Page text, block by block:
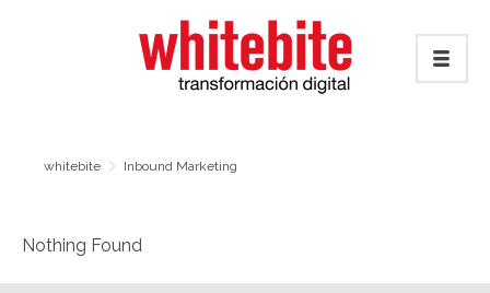
whitebite Inbound Marketing
Nothing Found